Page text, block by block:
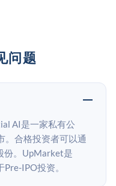
问题
AI是一家私有公
。合格投资者可以通
份。UpMarket是
IPO投资。